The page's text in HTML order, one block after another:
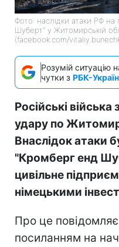
Фото: наслідки атаки РФ
Шуберт" у Житомирській
(facebook.com/
Розумій ситуацію
чутки з РБК-
Російські
удару по
Внаслідок атаки
"Кромберг енд
цивільне
німецькими
Про це повідомляє
посиланням на